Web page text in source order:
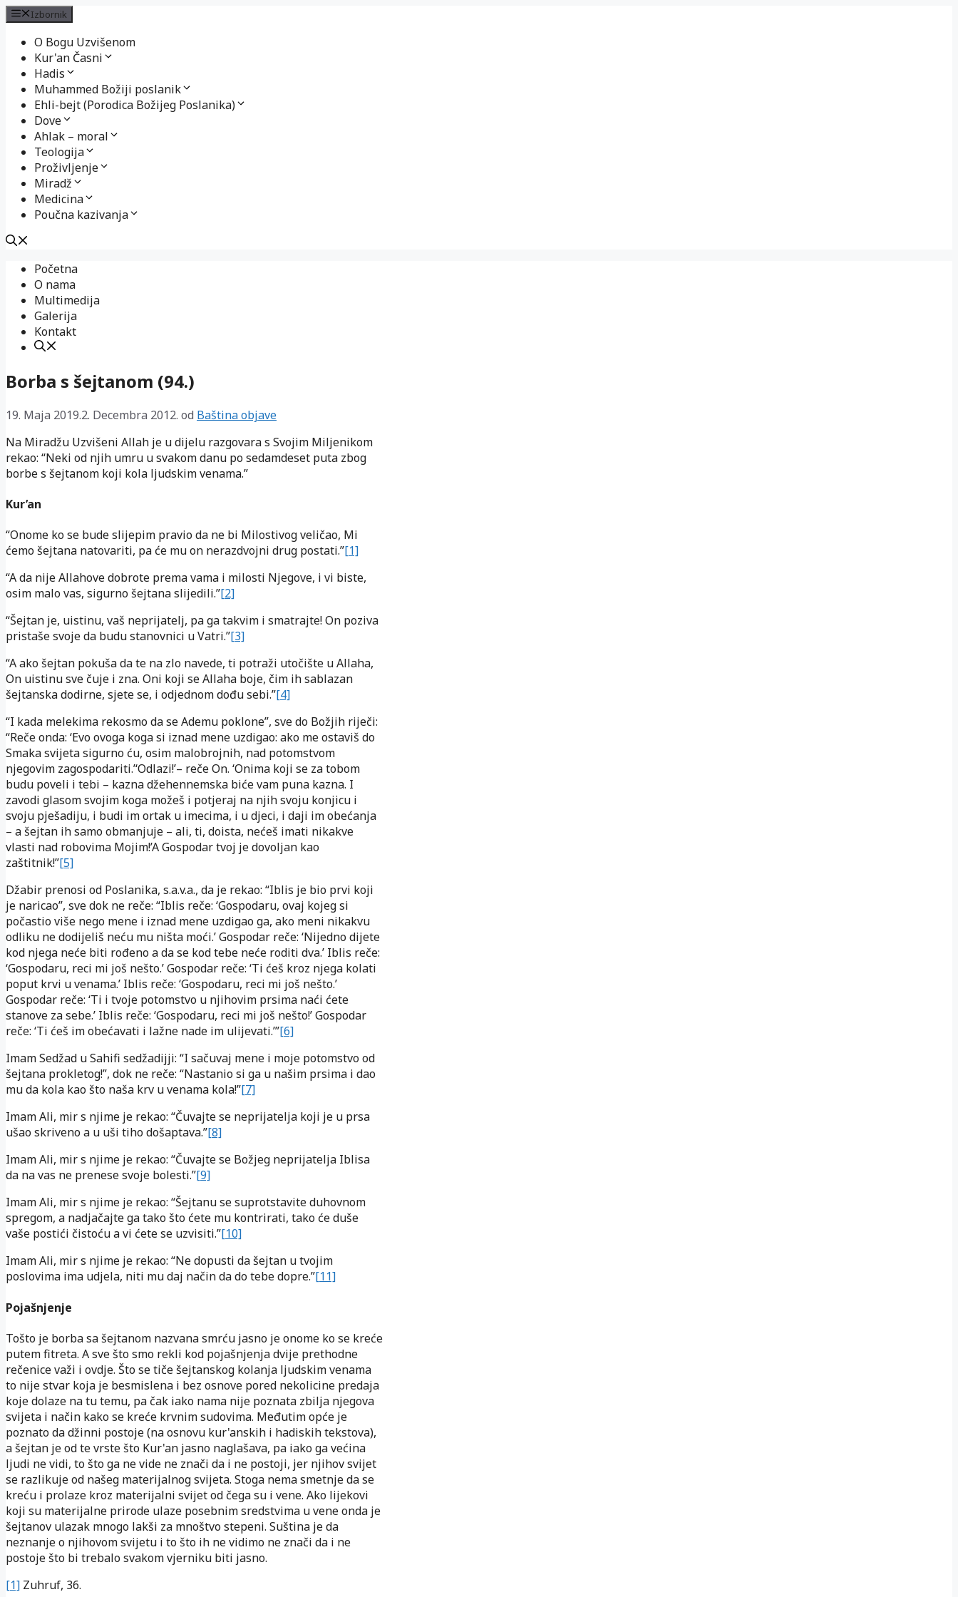
Izbornik
O Bogu Uzvišenom
Kur'an Časni
Hadis
Muhammed Božiji poslanik
Ehli-bejt (Porodica Božijeg Poslanika)
Dove
Ahlak – moral
Teologija
Proživljenje
Miradž
Medicina
Poučna kazivanja
sadržaj
Početna
O nama
Multimedija
Galerija
Kontakt
Borba s šejtanom (94.)
19. Maja 2019.2. Decembra 2012. od Baština objave
Na Miradžu Uzvišeni Allah je u dijelu razgovara s Svojim Miljenikom
rekao: “Neki od njih umru u svakom danu po sedamdeset puta zbog
borbe s šejtanom koji kola ljudskim venama.”
Kur’an
“Onome ko se bude slijepim pravio da ne bi Milostivog veličao, Mi
ćemo šejtana natovariti, pa će mu on nerazdvojni drug postati.”[1]
“A da nije Allahove dobrote prema vama i milosti Njegove, i vi biste,
osim malo vas, sigurno šejtana slijedili.”[2]
“Šejtan je, uistinu, vaš neprijatelj, pa ga takvim i smatrajte! On poziva
pristaše svoje da budu stanovnici u Vatri.”[3]
“A ako šejtan pokuša da te na zlo navede, ti potraži utočište u Allaha,
On uistinu sve čuje i zna. Oni koji se Allaha boje, čim ih sablazan
šejtanska dodirne, sjete se, i odjednom dođu sebi.”[4]
“I kada melekima rekosmo da se Ademu poklone”, sve do Božjih riječi:
“Reče onda: ‘Evo ovoga koga si iznad mene uzdigao: ako me ostaviš do
Smaka svijeta sigurno ću, osim malobrojnih, nad potomstvom
njegovim zagospodariti.’‘Odlazi!’– reče On. ‘Onima koji se za tobom
budu poveli i tebi – kazna džehennemska biće vam puna kazna. I
zavodi glasom svojim koga možeš i potjeraj na njih svoju konjicu i
svoju pješadiju, i budi im ortak u imecima, i u djeci, i daji im obećanja
– a šejtan ih samo obmanjuje – ali, ti, doista, nećeš imati nikakve
vlasti nad robovima Mojim!’A Gospodar tvoj je dovoljan kao
zaštitnik!”[5]
Džabir prenosi od Poslanika, s.a.v.a., da je rekao: “Iblis je bio prvi koji
je naricao”, sve dok ne reče: “Iblis reče: ‘Gospodaru, ovaj kojeg si
počastio više nego mene i iznad mene uzdigao ga, ako meni nikakvu
odliku ne dodijeliš neću mu ništa moći.’ Gospodar reče: ‘Nijedno dijete
kod njega neće biti rođeno a da se kod tebe neće roditi dva.’ Iblis reče:
‘Gospodaru, reci mi još nešto.’ Gospodar reče: ‘Ti ćeš kroz njega kolati
poput krvi u venama.’ Iblis reče: ‘Gospodaru, reci mi još nešto.’
Gospodar reče: ‘Ti i tvoje potomstvo u njihovim prsima naći ćete
stanove za sebe.’ Iblis reče: ‘Gospodaru, reci mi još nešto!’ Gospodar
reče: ‘Ti ćeš im obećavati i lažne nade im ulijevati.’”[6]
Imam Sedžad u Sahifi sedžadijji: “I sačuvaj mene i moje potomstvo od
šejtana prokletog!”, dok ne reče: “Nastanio si ga u našim prsima i dao
mu da kola kao što naša krv u venama kola!”[7]
Imam Ali, mir s njime je rekao: “Čuvajte se neprijatelja koji je u prsa
ušao skriveno a u uši tiho došaptava.”[8]
Imam Ali, mir s njime je rekao: “Čuvajte se Božjeg neprijatelja Iblisa
da na vas ne prenese svoje bolesti.”[9]
Imam Ali, mir s njime je rekao: “Šejtanu se suprotstavite duhovnom
spregom, a nadjačajte ga tako što ćete mu kontrirati, tako će duše
vaše postići čistoću a vi ćete se uzvisiti.”[10]
Imam Ali, mir s njime je rekao: “Ne dopusti da šejtan u tvojim
poslovima ima udjela, niti mu daj način da do tebe dopre.”[11]
Pojašnjenje
Tošto je borba sa šejtanom nazvana smrću jasno je onome ko se kreće
putem fitreta. A sve što smo rekli kod pojašnjenja dvije prethodne
rečenice važi i ovdje. Što se tiče šejtanskog kolanja ljudskim venama
to nije stvar koja je besmislena i bez osnove pored nekolicine predaja
koje dolaze na tu temu, pa čak iako nama nije poznata zbilja njegova
svijeta i način kako se kreće krvnim sudovima. Međutim opće je
poznato da džinni postoje (na osnovu kur'anskih i hadiskih tekstova),
a šejtan je od te vrste što Kur'an jasno naglašava, pa iako ga većina
ljudi ne vidi, to što ga ne vide ne znači da i ne postoji, jer njihov svijet
se razlikuje od našeg materijalnog svijeta. Stoga nema smetnje da se
kreću i prolaze kroz materijalni svijet od čega su i vene. Ako lijekovi
koji su materijalne prirode ulaze posebnim sredstvima u vene onda je
šejtanov ulazak mnogo lakši za mnoštvo stepeni. Suština je da
neznanje o njihovom svijetu i to što ih ne vidimo ne znači da i ne
postoje što bi trebalo svakom vjerniku biti jasno.
[1] Zuhruf, 36.